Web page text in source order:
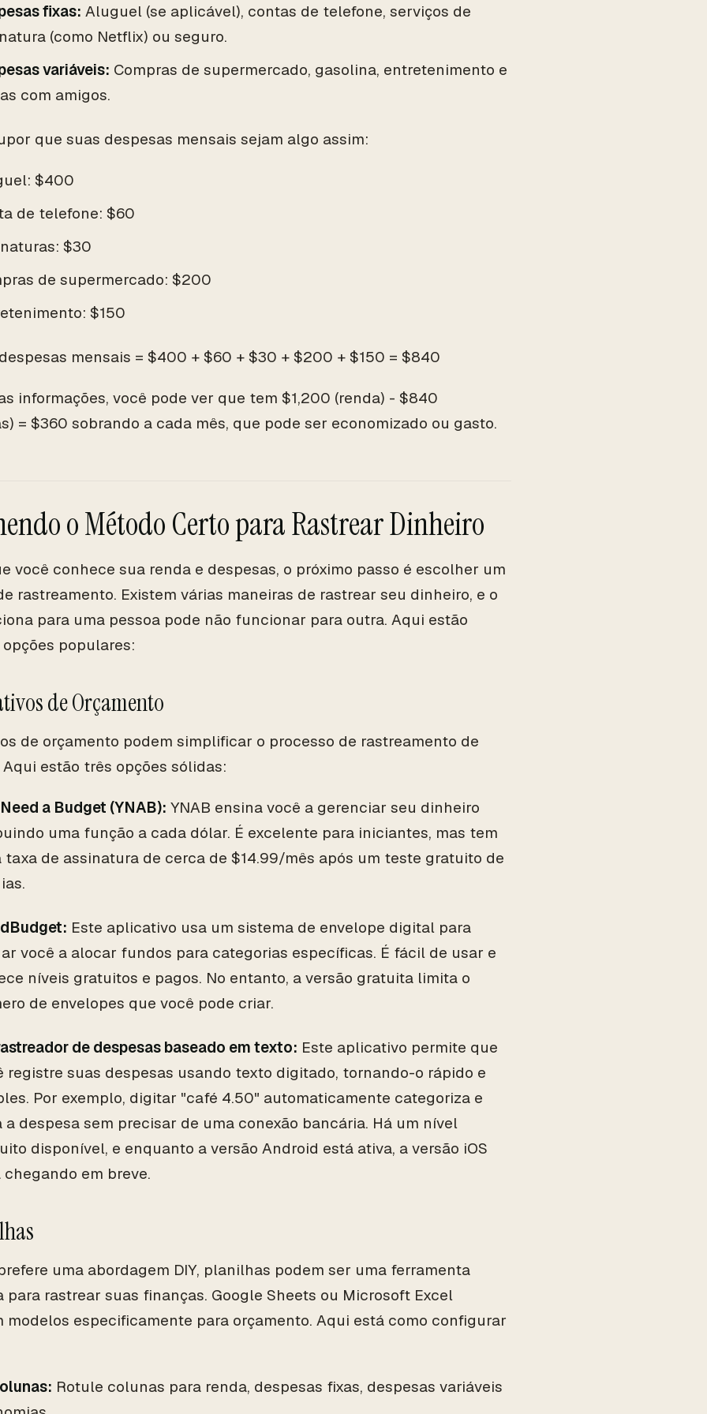
fixas: Aluguel (se aplicável), contas de telefone, serviços de
(como Netflix) ou seguro.
variáveis: Compras de supermercado, gasolina, entretenimento e
com amigos.
que suas despesas mensais sejam algo assim:
$400
de telefone: $60
$30
de supermercado: $200
$150
mensais = $400 + $60 + $30 + $200 + $150 = $840
informações, você pode ver que tem $1,200 (renda) - $840
= $360 sobrando a cada mês, que pode ser economizado ou gasto.
o Método Certo para Rastrear Dinheiro
você conhece sua renda e despesas, o próximo passo é escolher um
rastreamento. Existem várias maneiras de rastrear seu dinheiro, e o
para uma pessoa pode não funcionar para outra. Aqui estão
populares:
de Orçamento
de orçamento podem simplificar o processo de rastreamento de
estão três opções sólidas:
a Budget (YNAB): YNAB ensina você a gerenciar seu dinheiro
uma função a cada dólar. É excelente para iniciantes, mas tem
taxa de assinatura de cerca de $14.99/mês após um teste gratuito de
Este aplicativo usa um sistema de envelope digital para
você a alocar fundos para categorias específicas. É fácil de usar e
níveis gratuitos e pagos. No entanto, a versão gratuita limita o
de envelopes que você pode criar.
de despesas baseado em texto: Este aplicativo permite que
registre suas despesas usando texto digitado, tornando-o rápido e
Por exemplo, digitar "café 4.50" automaticamente categoriza e
a despesa sem precisar de uma conexão bancária. Há um nível
disponível, e enquanto a versão Android está ativa, a versão iOS
chegando em breve.
uma abordagem DIY, planilhas podem ser uma ferramenta
para rastrear suas finanças. Google Sheets ou Microsoft Excel
modelos especificamente para orçamento. Aqui está como configurar
Rotule colunas para renda, despesas fixas, despesas variáveis